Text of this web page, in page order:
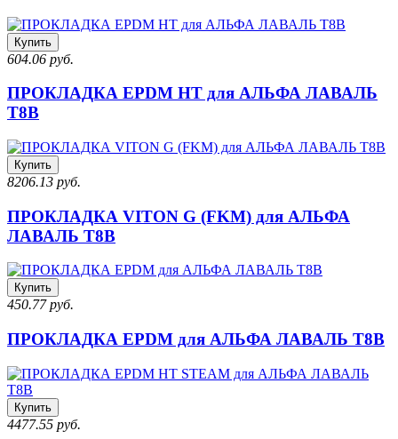
Купить
604.06 руб.
ПРОКЛАДКА EPDM HT для АЛЬФА ЛАВАЛЬ
T8B
Купить
8206.13 руб.
ПРОКЛАДКА VITON G (FKM) для АЛЬФА
ЛАВАЛЬ T8B
Купить
450.77 руб.
ПРОКЛАДКА EPDM для АЛЬФА ЛАВАЛЬ T8B
Купить
4477.55 руб.